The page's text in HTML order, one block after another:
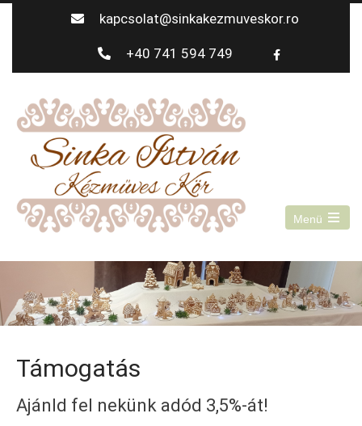
kapcsolat@sinkakezmuveskor.ro
+40 741 594 749
Menü
Támogatás
Ajánld fel nekünk adód 3,5%-át!